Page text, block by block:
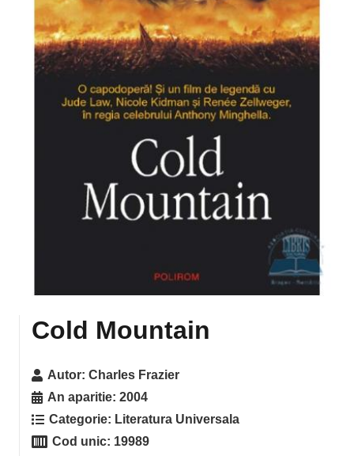
Cold Mountain
Autor:Charles Frazier
An aparitie:2004
Categorie: Literatura Universala
Cod unic: 19989